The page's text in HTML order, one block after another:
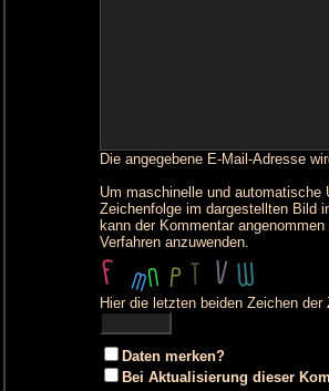
Die angegebene E-Mail-Adresse
Um maschinelle und automatische
Zeichenfolge im dargestellten Bild
kann der Kommentar
Verfahren anzuwenden.
Hier die letzten beiden Zeichen
Daten merken?
Bei Aktualisierung dieser